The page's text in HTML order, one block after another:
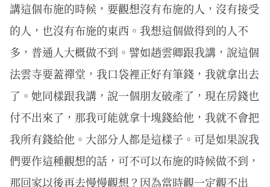
講這個布施的時候，要觀想沒有布施的人，沒有接受
的人，也沒有布施的東西。我想這個做得到的人不
多，普通人大概做不到。譬如趙雲卿跟我講，說這個
法雲寺要蓋禪堂，我口袋裡正好有筆錢，我就拿出去
了。她同樣跟我講，說一個朋友破產了，現在房錢也
付不出來了，那我可能就拿十塊錢給他，我就不會把
我所有錢給他。大部分人都是這樣子。可是如果說我
們要作這種觀想的話，可不可以布施的時候做不到，
那回家以後再去慢慢觀想？因為當時觀一定觀不出